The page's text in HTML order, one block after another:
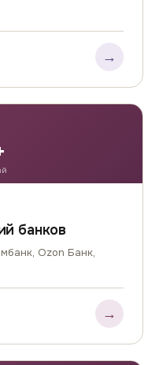
→
банков
Ozon Банк,
→